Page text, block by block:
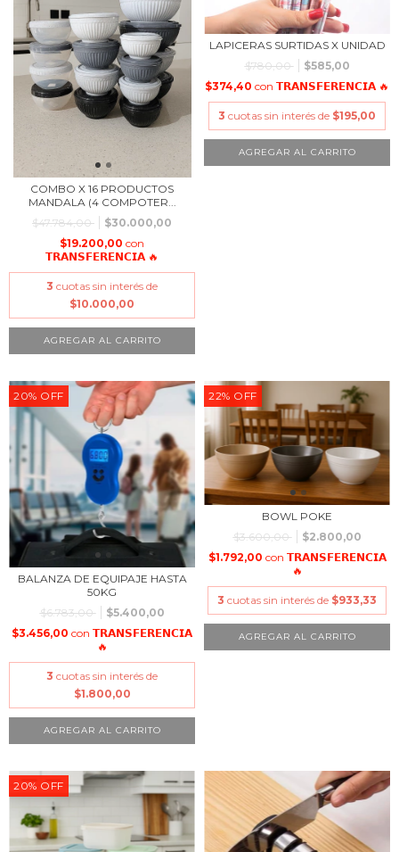
COMBO X 16 PRODUCTOS
MANDALA (4 COMPOTER...
$47.784,00
$30.000,00
$19.200,00 con
𝗧𝗥𝗔𝗡𝗦𝗙𝗘𝗥𝗘𝗡𝗖𝗜𝗔 🔥
3 cuotas sin interés de
$10.000,00
LAPICERAS SURTIDAS X UNIDAD
$780,00
$585,00
$374,40 con 𝗧𝗥𝗔𝗡𝗦𝗙𝗘𝗥𝗘𝗡𝗖𝗜𝗔 🔥
3 cuotas sin interés de $195,00
20% OFF
BALANZA DE EQUIPAJE HASTA
50KG
$6.783,00
$5.400,00
$3.456,00 con 𝗧𝗥𝗔𝗡𝗦𝗙𝗘𝗥𝗘𝗡𝗖𝗜𝗔
🔥
3 cuotas sin interés de
$1.800,00
22% OFF
BOWL POKE
$3.600,00
$2.800,00
$1.792,00 con 𝗧𝗥𝗔𝗡𝗦𝗙𝗘𝗥𝗘𝗡𝗖𝗜𝗔
🔥
3 cuotas sin interés de $933,33
20% OFF